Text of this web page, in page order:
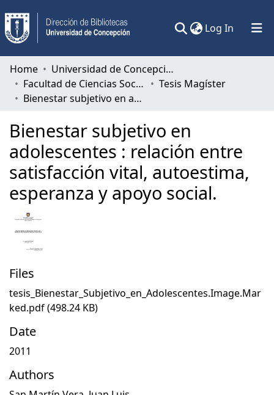
Log In (current)
Communities & Collections
All of DSpace
Home
Universidad de Concepción
Facultad de Ciencias Sociales
Tesis Magíster
Bienestar subjetivo en adolescentes : relación entre satisfacción vital, autoestima, esperanza y apoyo social.
Bienestar subjetivo en
adolescentes : relación entre
satisfacción vital, autoestima,
esperanza y apoyo social.
Files
tesis_Bienestar_Subjetivo_en_Adolescentes.Image.Mar
ked.pdf(498.24 KB)
Date
2011
Authors